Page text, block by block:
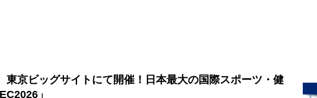
東京ビッグサイトにて開催！日本最大の国際スポーツ・健
」